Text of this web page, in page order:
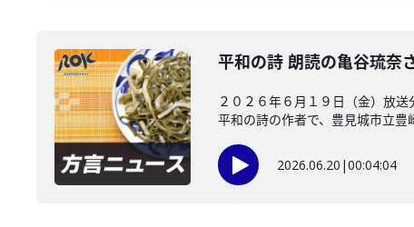
平和の詩 朗読の亀谷琉奈
２０２６年６月１９日（金）放
平和の詩の作者で、豊見城市立豊
2026.06.20 |00:04:04